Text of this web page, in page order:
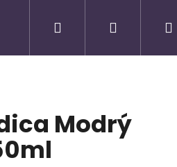
Přihlášení
Modrý